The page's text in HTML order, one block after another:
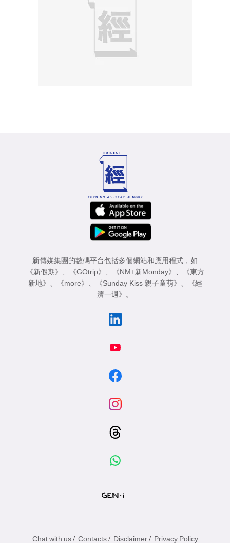
新傳媒集團的數碼平台包括多個網站和應用程式，如
《新假期》
《GOtrip》 《NM+新Monday》
《東方
新地》
《more》 《Sunday Kiss 親子童萌》
《經
濟一週》
。
Chat with us / Contacts / Disclaimer / Privacy Policy